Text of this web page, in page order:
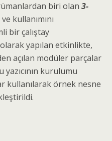
biri olan 3-
ve kullanımını
bir çalıştay
yapılan etkinlikte,
açılan modüler parçalar
kurulumu
kullanılarak örnek nesne